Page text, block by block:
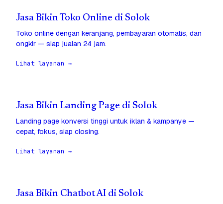
Jasa Bikin Toko Online di Solok
Toko online dengan keranjang, pembayaran otomatis, dan
ongkir — siap jualan 24 jam.
Lihat layanan →
Jasa Bikin Landing Page di Solok
Landing page konversi tinggi untuk iklan & kampanye —
cepat, fokus, siap closing.
Lihat layanan →
Jasa Bikin Chatbot AI di Solok